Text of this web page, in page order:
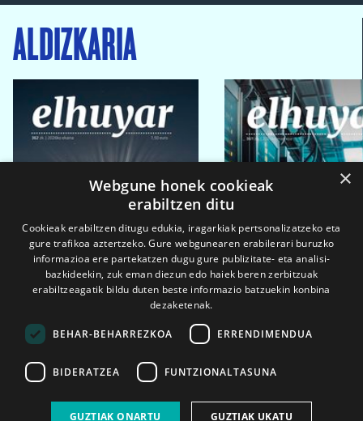
ALDIZKARIA
2026ko eka. 1a 2026ko mar. 1a
×
Webgune honek cookieak
erabiltzen ditu
Cookieak erabiltzen ditugu edukia, iragarkiak pertsonalizatzeko eta
gure trafikoa aztertzeko. Gure webgunearen erabilerari buruzko
informazioa ere partekatzen dugu gure publizitate- eta analisi-
bazkideekin, zuk eman diezun edo haiek beren zerbitzuak
erabiltzeagatik bildu duten beste informazio batzuekin konbina
dezaketenak.
BEHAR-BEHARREZKOA ERRENDIMENDUA
BIDERATZEA FUNTZIONALTASUNA
GUZTIAK ONARTU GUZTIAK UKATU